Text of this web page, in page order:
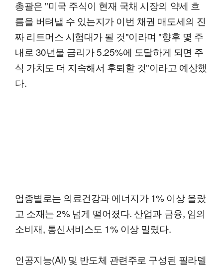
총괄은 "미국 주식이 현재 국채 시장의 약세 흐
름을 버텨낼 수 있는지가 이번 채권 매도세의 진
짜 리트머스 시험대가 될 것"이라며 "향후 몇 주
내로 30년물 금리가 5.25%에 도달하게 되면 주
식 가치도 더 지속해서 후퇴할 것"이라고 예상했
다.
업종별로는 의료건강과 에너지가 1% 이상 올랐
고 소재는 2% 넘게 떨어졌다. 산업과 금융, 임의
소비재, 통신서비스도 1% 이상 밀렸다.
인공지능(AI) 및 반도체 관련주로 구성된 필라델